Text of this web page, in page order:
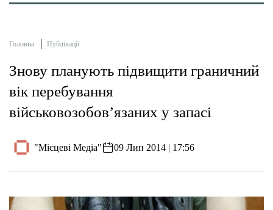
Головна Публікації
Знову планують підвищити граничний
вік перебування
військовозобов’язаних у запасі
"Місцеві Медіа" 09 Лип 2014 | 17:56